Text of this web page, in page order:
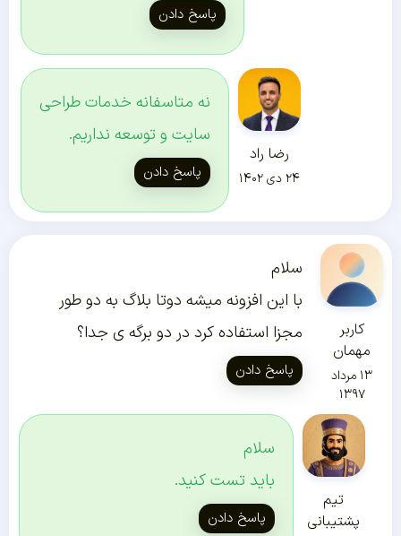
پاسخ دادن
رضا راد
۲۴ دی ۱۴۰۲
نه متاسفانه خدمات طراحی
سایت و توسعه نداریم.
پاسخ دادن
کاربر
مهمان
۱۳ مرداد
۱۳۹۷
سلام
با این افزونه میشه دوتا بلاگ به دو طور
مجزا استفاده کرد در دو برگه ی جدا؟
پاسخ دادن
تیم
پشتیبانی
سلام
باید تست کنید.
پاسخ دادن